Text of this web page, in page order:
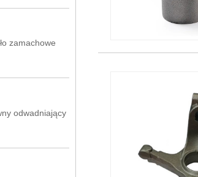
zamachowe
odwadniający